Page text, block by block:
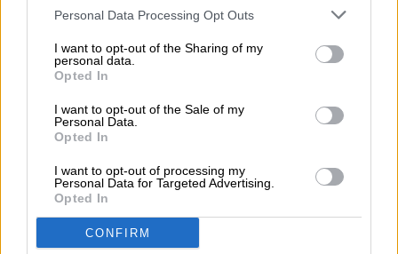
Personal Data Processing Opt Outs
I want to opt-out of the Sharing of my
personal data.
Opted In
I want to opt-out of the Sale of my
Personal Data.
Opted In
I want to opt-out of processing my
Personal Data for Targeted Advertising.
Opted In
CONFIRM
permanece viviendo dentro de una valla
altura sobre Sunset Boulevard, en la
intersección con Selma Avenue, en West
Hollywood. La acción forma parte de una
campaña promocional de Netflix para su
nueva película de ciencia ficción y terror,
Read more